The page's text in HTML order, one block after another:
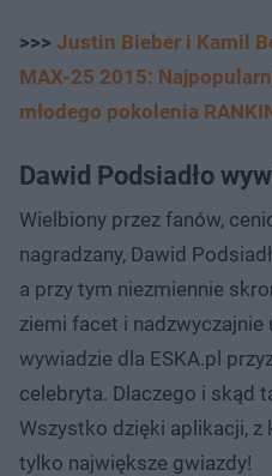
>>> Justin Bieber i Kamil
MAX-25 2015:
młodego pokolenia
Dawid Podsiadło
Wielbiony przez fanów,
nagradzany, Dawid
a przy tym niezmiennie
ziemi facet i
wywiadzie dla ESKA.pl
celebryta. Dlaczego i skąd
Wszystko dzięki aplikacji,
tylko największe gwiazdy!